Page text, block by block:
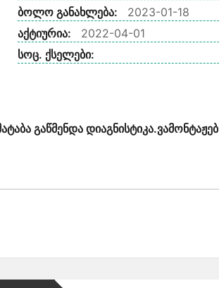
ბოლო განახლება:
2023-01-18
აქტიურია:
2022-04-01
სოც. ქსელები:
გაწმენდა დიაგნისტიკა.ვამონტაჟებ